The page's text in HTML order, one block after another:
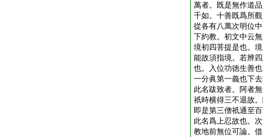
萬者。既是無作道
千如。十善既爲所
從各有八萬次明位
下約教。初文中云
境初四菩提是也。
能故須指境。若辨
也。入位功徳生善
一分眞第一義也下
此名跋致者。阿者
祇時横得三不退故
即是第三僧祇通至
此名爲上忍故也。
教地前無位可論。